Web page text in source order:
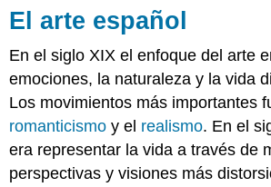
El arte español
En el siglo XIX el enfoque del arte
emociones, la naturaleza y la vida
Los movimientos más importantes
romanticismo y el realismo. En el
era representar la vida a través de
perspectivas y visiones más